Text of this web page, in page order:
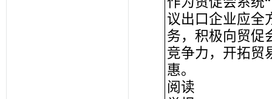
议出口企业应全
务，积极向贸促
竞争力，开拓贸
惠。
阅读